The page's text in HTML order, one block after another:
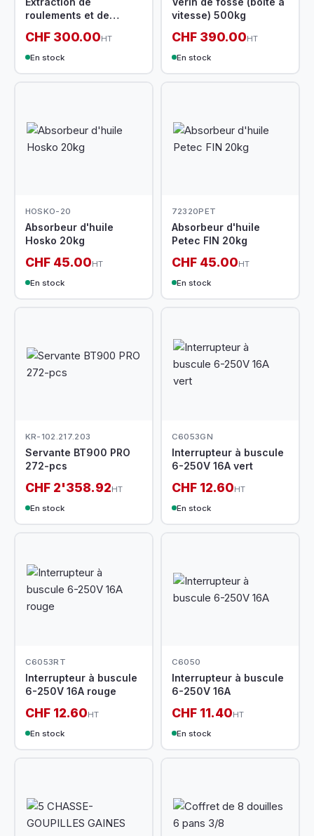
roulements et de
CHF 300.00HT
En stock
vitesse) 500kg
CHF 390.00HT
En stock
HOSKO-20
Absorbeur d'huile
Hosko 20kg
CHF 45.00HT
En stock
72320PET
Absorbeur d'huile
Petec FIN 20kg
CHF 45.00HT
En stock
KR-102.217.203
Servante BT900 PRO
272-pcs
CHF 2'358.92HT
En stock
C6053GN
Interrupteur à buscule
6-250V 16A vert
CHF 12.60HT
En stock
C6053RT
Interrupteur à buscule
6-250V 16A rouge
CHF 12.60HT
En stock
C6050
Interrupteur à buscule
6-250V 16A
CHF 11.40HT
En stock